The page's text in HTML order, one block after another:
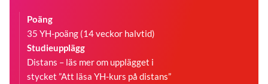
Poäng
35 YH-poäng (14 veckor halvtid)
Studieupplägg
Distans – läs mer om upplägget i
stycket ”Att läsa YH-kurs på distans”